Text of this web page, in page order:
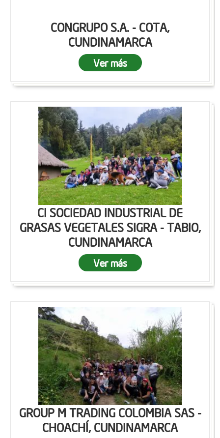
CONGRUPO S.A. - COTA,
CUNDINAMARCA
Ver más
CI SOCIEDAD INDUSTRIAL DE
GRASAS VEGETALES SIGRA - TABIO,
CUNDINAMARCA
Ver más
GROUP M TRADING COLOMBIA SAS -
CHOACHÍ, CUNDINAMARCA